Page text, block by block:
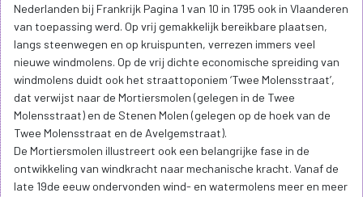
- TAW (hoogtepeil ten aanzien van het maaiveld van de molen)
Voor de Mortiersmolen (die een askophoogte heeft van 13,5
meter) betekent dit dat de maximale hoogte van een hindernis op
100 meter van de molen 5,38 meter ((100/75) + 0,3*13,5) is en op
200 meter 6,71 meter ((200/75) + 0,3*13,5), telkens op voorwaarde
dat het hoogtepeil van het maaiveld identiek is aan dat van de
molen;
c) enkel af te wijken van de onder a en b opgesomde richtlijnen
indien de hindernissen geen bijkomende windhinder veroorzaken.
- Dit is het geval voor een hindernis die zich bevindt achter een
bestaande hindernis, gerekend vanaf de molen. Maar er wordt